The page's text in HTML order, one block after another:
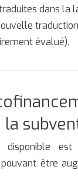
dans la
évalué).
disponible
être